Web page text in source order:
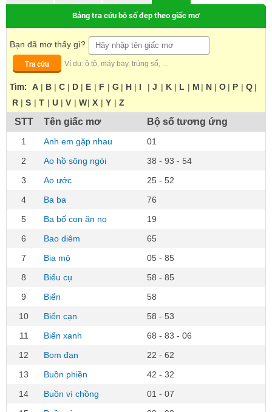
Bảng tra cứu bộ số đẹp theo giấc mơ
Bạn đã mơ thấy gì?
Tra cứu
Ví dụ: ô tô, máy bay, trúng số, ...
Tìm: A | B | C | D | E | F | G | H | I | J | K | L | M | N | O | P | Q |
R | S | T | U | V | W| X | Y | Z
STT Tên giấc mơ Bộ số tương ứng
1 Anh em gặp nhau
01
2
Ao hồ sông ngòi
38 - 93 - 54
3
Ao ước
25 - 52
4
Ba ba
76
5
Ba bố con ăn no
19
6
Bao diêm
65
7
Bia mộ
05 - 85
8
Biếu cụ
58 - 85
9
Biển
58
10
Biển cạn
58 - 53
11
Biển xanh
68 - 83 - 06
12
Bom đạn
22 - 62
13
Buồn phiền
42 - 32
14
Buồn vì chồng
01 - 07